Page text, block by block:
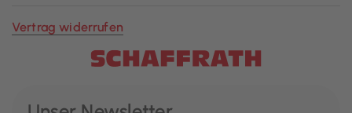
Vertrag widerrufen